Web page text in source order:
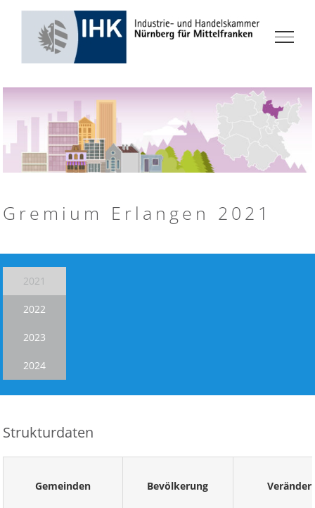
Zum
springen
Gremium Erlangen 2021
2021
2022
2023
2024
Strukturdaten
Gemeinden Bevölkerung